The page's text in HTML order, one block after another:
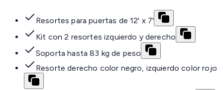
Resortes para puertas de 12' x 7'
Kit con 2 resortes izquierdo y derecho
Soporta hasta 83 kg de peso
Resorte derecho color negro, izquierdo color rojo